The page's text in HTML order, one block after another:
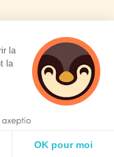
réservés.
la
la
OK pour moi
4 personnes
consultent
actuellement cette